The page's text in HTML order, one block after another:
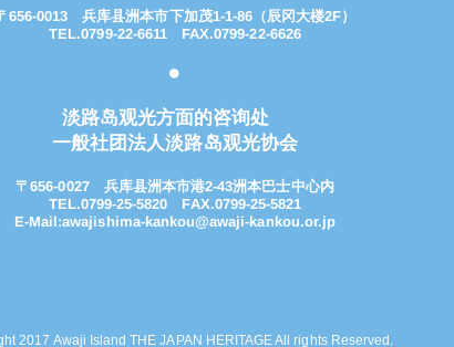
656-0013 兵库县洲本市下加茂1-1-86（辰冈大楼2F）
TEL.0799-22-6611 FAX.0799-22-6626
淡路岛观光方面的咨询处
一般社团法人淡路岛观光协会
〒656-0027 兵库县洲本市港2-43洲本巴士中心内
TEL.0799-25-5820 FAX.0799-25-5821
E-Mail:awajishima-kankou@awaji-kankou.or.jp
2017 Awaji Island THE JAPAN HERITAGE All rights Reserved.